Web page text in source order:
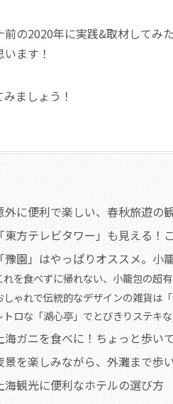
の2020年に実践&取材してみ
ます！
ましょう！
外に便利で楽しい、春秋旅遊の
東方テレビタワー」も見える！
豫園」はやっぱりオススメ。小
れを食べずに帰れない、小籠包の超有
しゃれで伝統的なデザインの雑貨は
トロな「湖心亭」でとびきりステキ
海ガニを食べに！ちょっと歩い
景を楽しみながら、外灘まで歩
海観光に便利なホテルの選び方